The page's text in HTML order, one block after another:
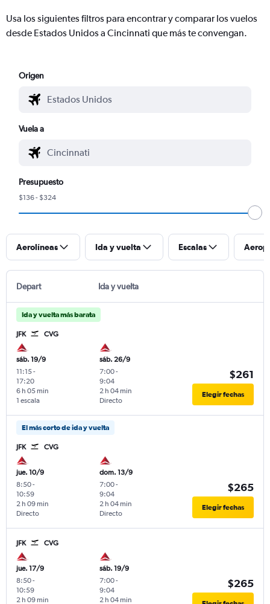
Usa los siguientes filtros para encontrar y comparar los vuelos
desde Estados Unidos a Cincinnati que más te convengan.
Origen
Vuela a
Presupuesto
$136 - $324
Aerolíneas Ida y vuelta Escalas
Depart Ida y vuelta
Ida y vuelta más barata
JFK CVG
sáb. 19/9
11:15-
17:20
1 escala
6 h 05 min
sáb. 26/9
7:00-
9:04
Directo
2 h 04 min
$261
Elegir fechas
El más corto de ida y vuelta
JFK CVG
jue. 10/9
8:50-
10:59
Directo
2 h 09 min
dom. 13/9
7:00-
9:04
Directo
2 h 04 min
$265
Elegir fechas
JFK CVG
jue. 17/9
8:50-
10:59
2 h 09 min
sáb. 19/9
7:00-
9:04
2 h 04 min
$265